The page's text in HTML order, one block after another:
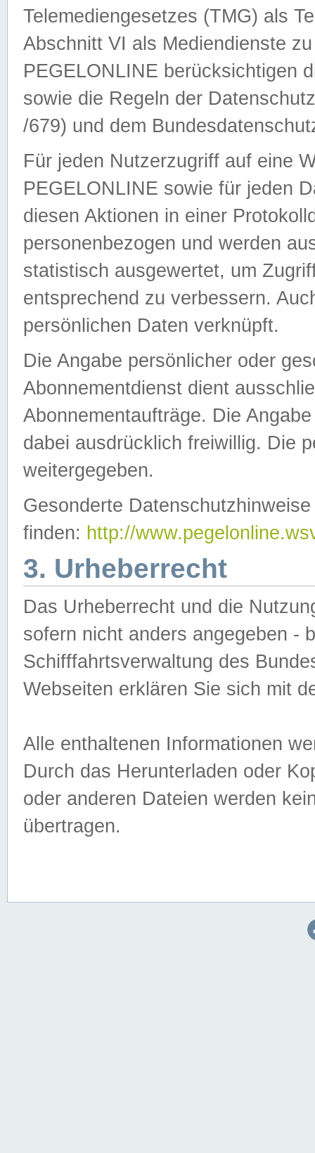
Telemediengesetzes (TMG) als
Abschnitt VI als Mediendienste
PEGELONLINE berücksichtigen
sowie die Regeln der
/679) und dem
Für jeden Nutzerzugriff auf eine
PEGELONLINE sowie für jeden
diesen Aktionen in einer
personenbezogen und werden
statistisch ausgewertet, um
entsprechend zu verbessern.
persönlichen Daten verknüpft.
Die Angabe persönlicher oder
Abonnementdienst dient
Abonnementaufträge. Die
dabei ausdrücklich freiwillig. Die
weitergegeben.
Gesonderte
finden: http://
3. Urheberrecht
Das Urheberrecht und die
sofern nicht anders angegeben -
Schifffahrtsverwaltung des
Webseiten erklären Sie sich mit
Alle enthaltenen Informationen
Durch das Herunterladen oder
oder anderen Dateien werden
übertragen.